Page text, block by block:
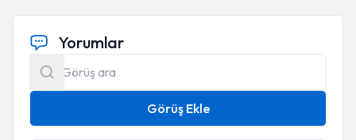
Yorumlar
Görüş Ekle